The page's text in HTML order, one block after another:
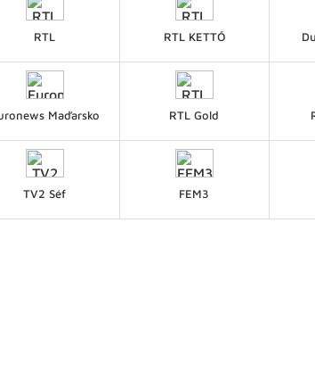
RTL RTL KETTŐ
Maďarsko RTL Gold
TV2 Séf FEM3